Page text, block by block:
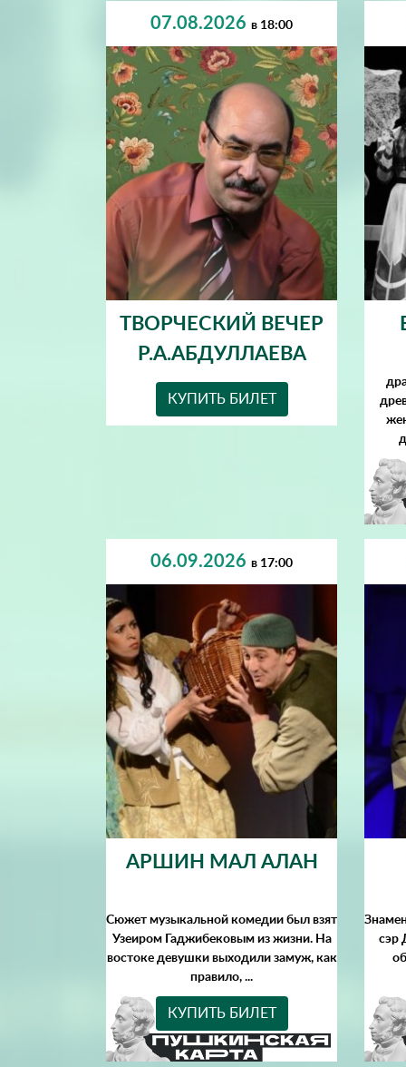
07.08.2026 в 18:00
ТВОРЧЕСКИЙ ВЕЧЕР
Р.А.АБДУЛЛАЕВА
КУПИТЬ БИЛЕТ
06.09.2026 в 17:00
АРШИН МАЛ АЛАН
Сюжет музыкальной комедии был взят
Узеиром Гаджибековым из жизни. На
востоке девушки выходили замуж, как
правило, ...
КУПИТЬ БИЛЕТ
сэр